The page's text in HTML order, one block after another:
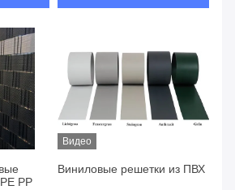
PP
Видео
Виниловые решетки из ПВХ